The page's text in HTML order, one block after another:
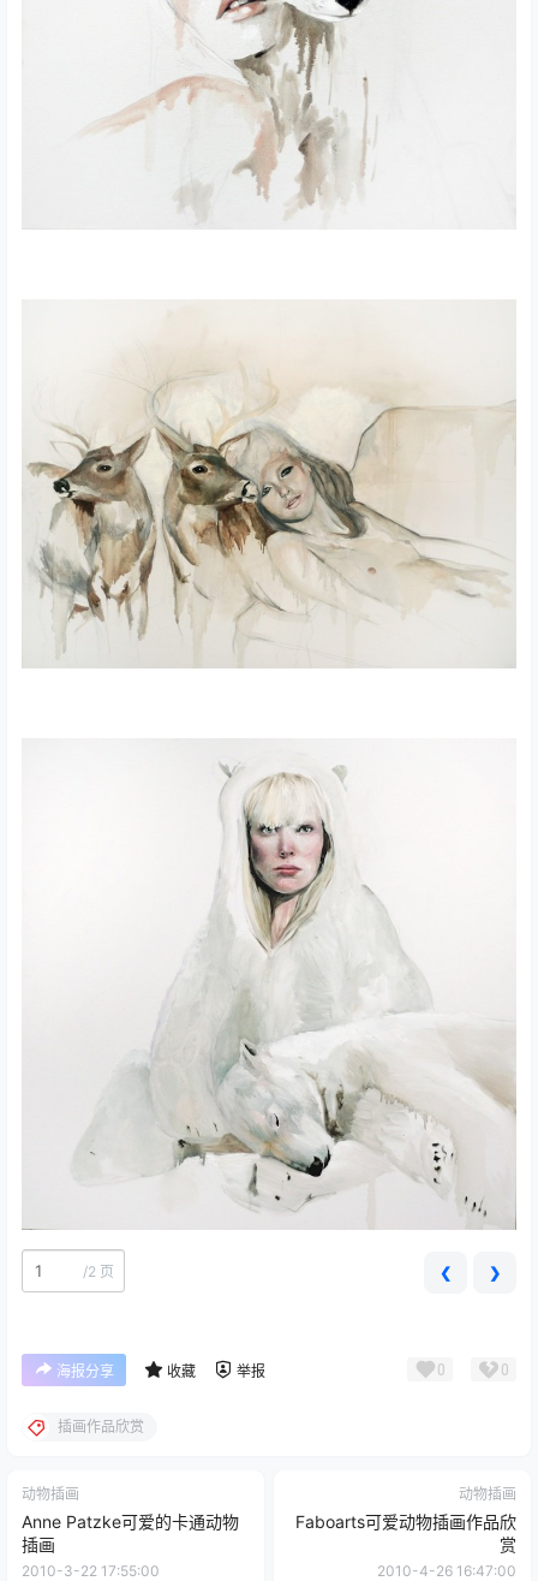
/2 页 ❮ ❯
海报分享 收藏 举报 0 0
插画作品欣赏
动物插画
Anne Patzke可爱的卡通动物
插画
2010-3-22 17:55:00
动物插画
Faboarts可爱动物插画作品欣
赏
2010-4-26 16:47:00